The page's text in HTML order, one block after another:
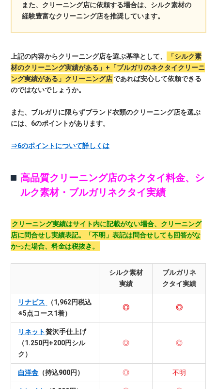
また、クリーニング店に依頼する場合は、シルク素材の
経験豊富なクリーニング店を推奨しています。
上記の内容からクリーニング店を選ぶ基準として、
「シルク素
材のクリーニング実績がある」+「ブルガリのネクタイクリーニ
ング実績がある」クリーニング店であれば安心して依頼できる
のではないでしょうか。
また、ブルガリに限らずブランド衣類のクリーニング店を選ぶ
には、6のポイントがあります。
⇒6のポイントについて詳しくは
高品質クリーニング店のネクタイ料金、シ
ルク素材・ブルガリネクタイ実績
クリーニング実績はサイト内に記載がない場合、クリーニング
店に問合せし実績表記。「不明」表記は問合せしても回答がな
かった場合、料金は税抜き。
シルク素材
実績
ブルガリネ
クタイ実績
リナビス
（1,962円税込
※5点コース1着）
◎ ◎
リネット 贅沢手仕上げ
（1.250円+200円シル
ク）
◎ ◎
白洋舎 （持込900円） ◎ 不明